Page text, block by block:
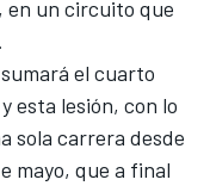
en un circuito que
el cuarto
esta lesión, con lo
sola carrera desde
mayo, que a final